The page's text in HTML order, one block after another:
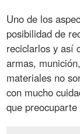
Uno de los
posibilidad de
reciclarlos y así
armas,
materiales no
con mucho
que